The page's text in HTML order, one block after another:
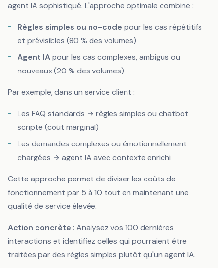
agent IA sophistiqué. L'approche optimale combine :
Règles simples ou no-code pour les cas répétitifs
et prévisibles (80 % des volumes)
Agent IApour les cas complexes, ambigus ou
nouveaux (20 % des volumes)
Par exemple, dans un service client :
Les FAQ standards → règles simples ou chatbot
scripté (coût marginal)
Les demandes complexes ou émotionnellement
chargées → agent IA avec contexte enrichi
Cette approche permet de diviser les coûts de
fonctionnement par 5 à 10 tout en maintenant une
qualité de service élevée.
Action concrète : Analysez vos 100 dernières
interactions et identifiez celles qui pourraient être
traitées par des règles simples plutôt qu'un agent IA.